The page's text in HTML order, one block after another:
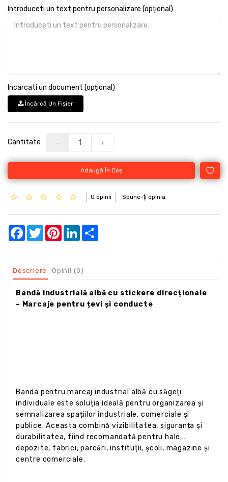
Introduceti un text pentru personalizare (opțional)
Incarcati un document (opțional)
Încărcă Un Fişier
Cantitate :
Adaugă În Coş
0 opinii Spune-ţi opinia
Facebook
TwitterPinterestLinkedIn
Descriere Opinii (0)
Bandă industrială albă cu stickere direcționale
– Marcaje pentru țevi și conducte
Banda pentru marcaj industrial albă cu săgeți
individuale este soluția ideală pentru organizarea și
semnalizarea spațiilor industriale, comerciale și
publice. Aceasta combină vizibilitatea, siguranța și
durabilitatea, fiind recomandată pentru hale,
depozite, fabrici, parcări, instituții, școli, magazine și
centre comerciale.